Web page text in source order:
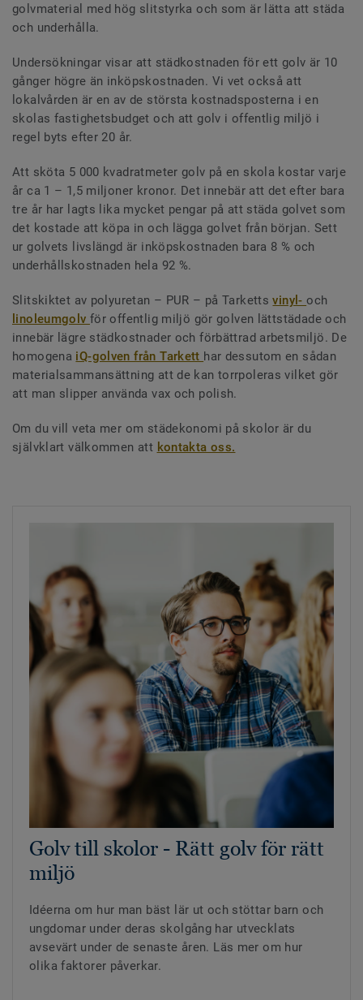
golvmaterial med hög slitstyrka och som är lätta att städa
och underhålla.
Undersökningar visar att städkostnaden för ett golv är 10
gånger högre än inköpskostnaden. Vi vet också att
lokalvården är en av de största kostnadsposterna i en
skolas fastighetsbudget och att golv i offentlig miljö i
regel byts efter 20 år.
Att sköta 5 000 kvadratmeter golv på en skola kostar varje
år ca 1 – 1,5 miljoner kronor. Det innebär att det efter bara
tre år har lagts lika mycket pengar på att städa golvet som
det kostade att köpa in och lägga golvet från början. Sett
ur golvets livslängd är inköpskostnaden bara 8 % och
underhållskostnaden hela 92 %.
Slitskiktet av polyuretan – PUR – på Tarkettsvinyl-och
linoleumgolv för offentlig miljö gör golven lättstädade och
innebär lägre städkostnader och förbättrad arbetsmiljö. De
homogena iQ-golven från Tarkett har dessutom en sådan
materialsammansättning att de kan torrpoleras vilket gör
att man slipper använda vax och polish.
Om du vill veta mer om städekonomi på skolor är du
självklart välkommen att kontakta oss.
Golv till skolor - Rätt golv för rätt
miljö
Idéerna om hur man bäst lär ut och stöttar barn och
ungdomar under deras skolgång har utvecklats
avsevärt under de senaste åren. Läs mer om hur
olika faktorer påverkar.